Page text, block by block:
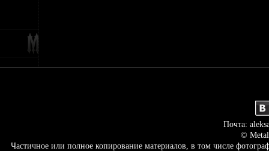
Почта:
©
Частичное или полное копирование материалов, в том числе